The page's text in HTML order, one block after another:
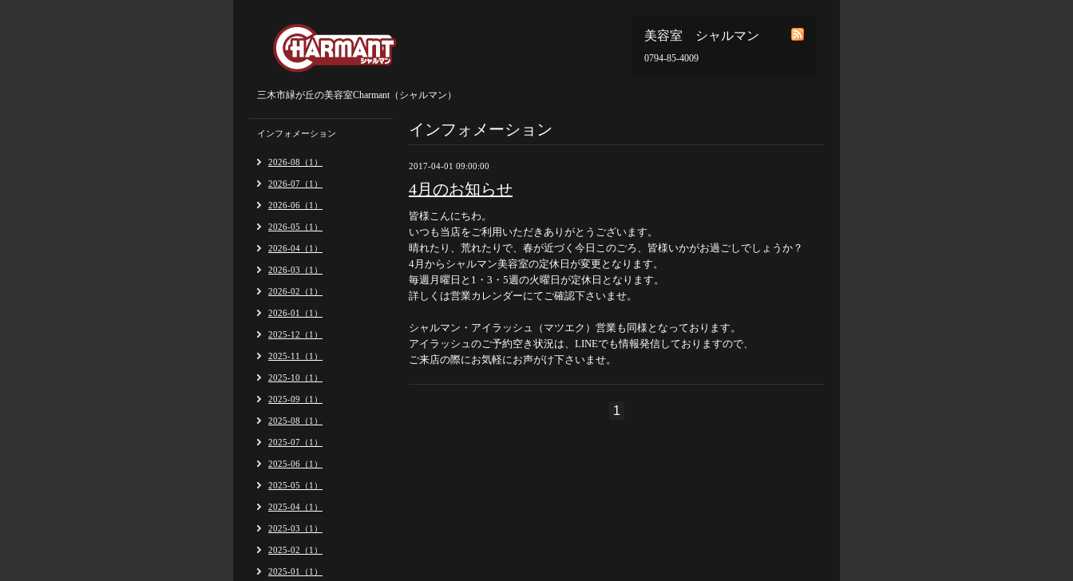
美容室 シャルマン
0794-85-4009
三木市緑が丘の美容室Charmant（シャルマン）
インフォメーション
2017-04-01 09:00:00
4月のお知らせ
皆様こんにちわ。
いつも当店をご利用いただきありがとうございます。
晴れたり、荒れたりで、春が近づく今日このごろ、皆様いかがお過ごしでしょうか？
4月からシャルマン美容室の定休日が変更となります。
毎週月曜日と1・3・5週の火曜日が定休日となります。
詳しくは営業カレンダーにてご確認下さいませ。
シャルマン・アイラッシュ（マツエク）営業も同様となっております。
アイラッシュのご予約空き状況は、LINEでも情報発信しておりますので、
ご来店の際にお気軽にお声がけ下さいませ。
1
インフォメーション
2026-08（1）
2026-07（1）
2026-06（1）
2026-05（1）
2026-04（1）
2026-03（1）
2026-02（1）
2026-01（1）
2025-12（1）
2025-11（1）
2025-10（1）
2025-09（1）
2025-08（1）
2025-07（1）
2025-06（1）
2025-05（1）
2025-04（1）
2025-03（1）
2025-02（1）
2025-01（1）